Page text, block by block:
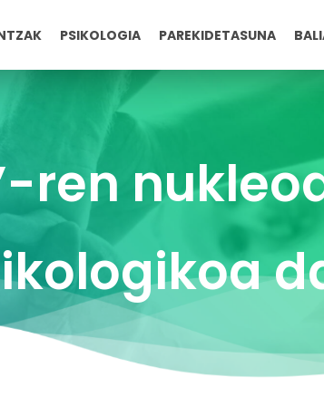
PSIKOLOGIA PAREKIDETASUNA
ren